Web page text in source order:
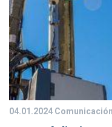
04.01.2024Comunicación